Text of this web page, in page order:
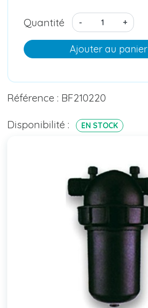
Quantité - +
Ajouter au panier
Référence : BF210220
Disponibilité : EN STOCK